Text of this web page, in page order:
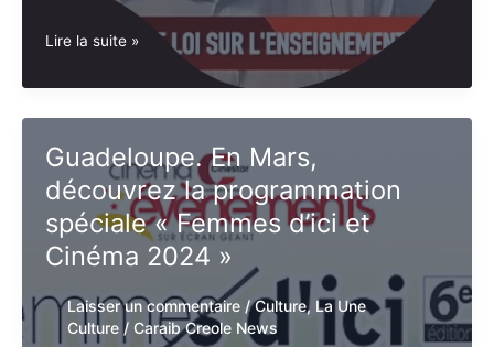
Réunion
travail
et
les
professionnels
de
la
Lire la suite »
Guadeloupe. En Mars,
découvrez la programmation
spéciale « Femmes d’ici et
Cinéma 2024 »
Laisser un commentaire /Culture, La Une
Culture/ Caraib Creole News